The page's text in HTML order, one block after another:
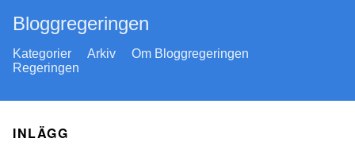
Bloggregeringen
Kategorier Arkiv
Om Bloggregeringen
Regeringen
INLÄGG